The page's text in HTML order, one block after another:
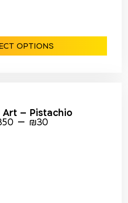
OPTIONS
Art – Pistachio
₪30
–